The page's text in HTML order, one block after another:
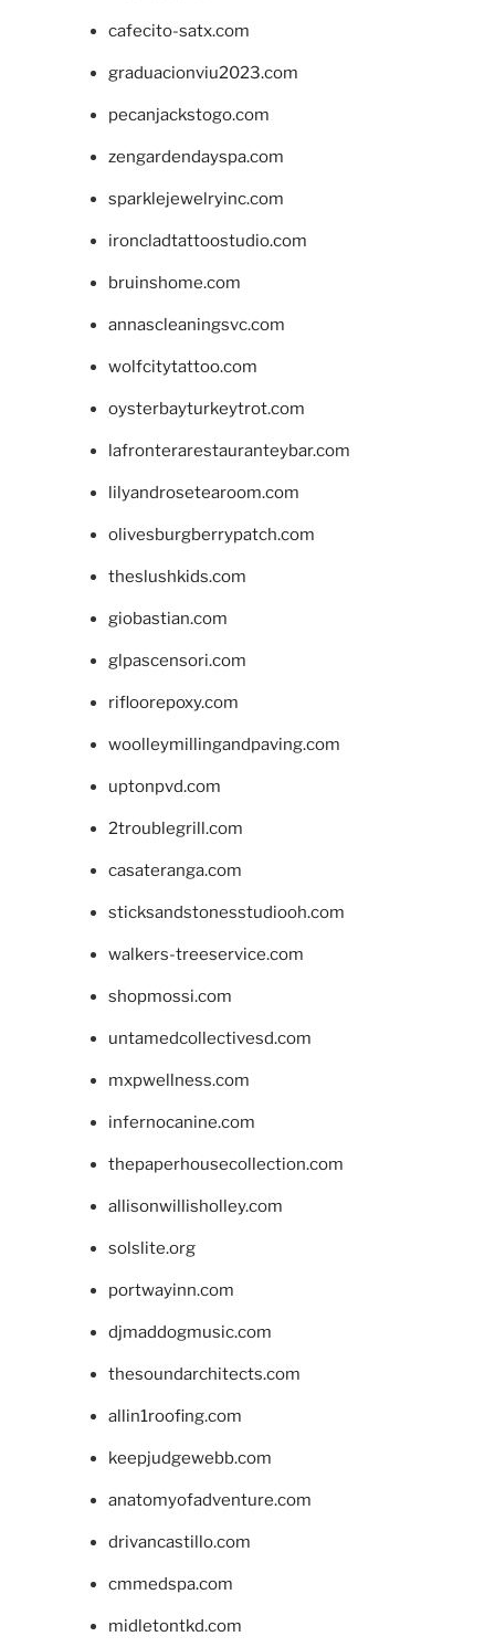
cafecito-satx.com
graduacionviu2023.com
pecanjackstogo.com
zengardendayspa.com
sparklejewelryinc.com
ironcladtattoostudio.com
bruinshome.com
annascleaningsvc.com
wolfcitytattoo.com
oysterbayturkeytrot.com
lafronterarestauranteybar.com
lilyandrosetearoom.com
olivesburgberrypatch.com
theslushkids.com
giobastian.com
glpascensori.com
rifloorepoxy.com
woolleymillingandpaving.com
uptonpvd.com
2troublegrill.com
casateranga.com
sticksandstonesstudiooh.com
walkers-treeservice.com
shopmossi.com
untamedcollectivesd.com
mxpwellness.com
infernocanine.com
thepaperhousecollection.com
allisonwillisholley.com
solslite.org
portwayinn.com
djmaddogmusic.com
thesoundarchitects.com
allin1roofing.com
keepjudgewebb.com
anatomyofadventure.com
drivancastillo.com
cmmedspa.com
midletontkd.com